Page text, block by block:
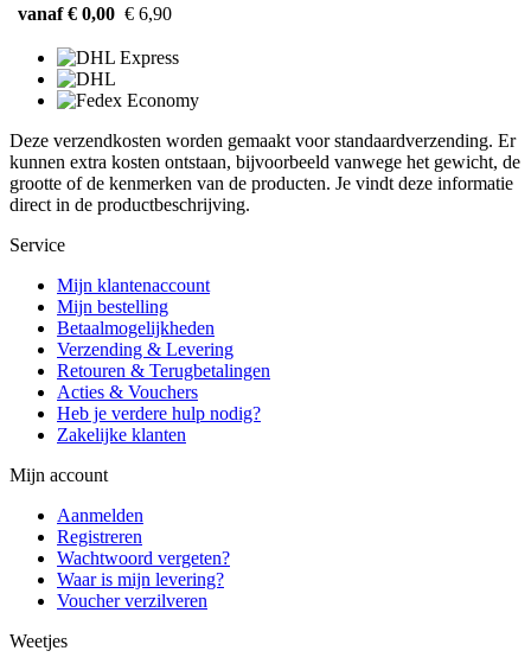
vanaf € 0,00 € 6,90
Deze verzendkosten worden gemaakt voor standaardverzending. Er
kunnen extra kosten ontstaan, bijvoorbeeld vanwege het gewicht, de
grootte of de kenmerken van de producten. Je vindt deze informatie
direct in de productbeschrijving.
Service
Mijn klantenaccount
Mijn bestelling
Betaalmogelijkheden
Verzending & Levering
Retouren & Terugbetalingen
Acties & Vouchers
Heb je verdere hulp nodig?
Zakelijke klanten
Mijn account
Aanmelden
Registreren
Wachtwoord vergeten?
Waar is mijn levering?
Voucher verzilveren
Weetjes